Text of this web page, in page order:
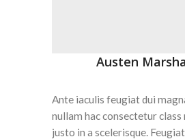
Austen
Ante iaculis feugiat dui
nullam hac consectetur
justo in a scelerisque.